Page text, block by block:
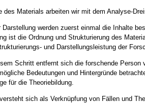
des Materials arbeiten wir mit dem Analyse-
Darstellung werden zuerst einmal die Inhalte
ist die Ordnung und Strukturierung des
und Darstellungsleistung der
Schritt entfernt sich die forschende
Bedeutungen und Hintergründe
für die Theoriebildung.
sich als Verknüpfung von Fällen und